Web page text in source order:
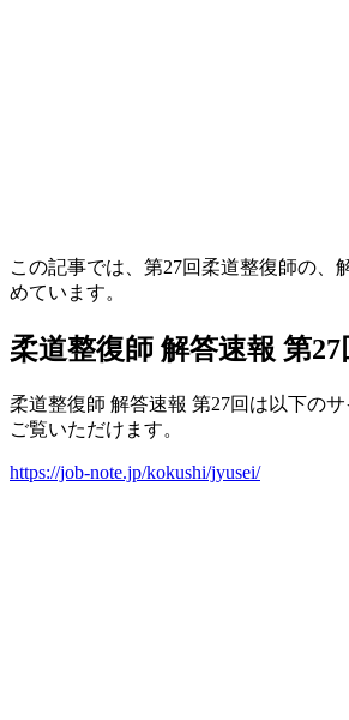
この記事では、第27回柔道整復師の、
めています。
柔道整復師 解答速報 第27
柔道整復師 解答速報 第27回は以下の
ご覧いただけます。
https://job-note.jp/kokushi/jyusei/